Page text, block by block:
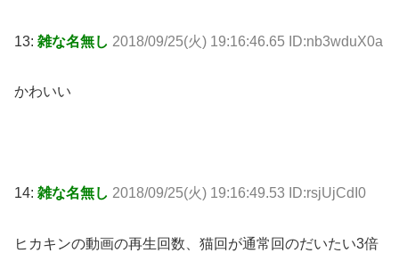
13: 雑な名無し 2018/09/25(火) 19:16:46.65 ID:nb3wduX0a
かわいい
14: 雑な名無し 2018/09/25(火) 19:16:49.53 ID:rsjUjCdI0
ヒカキンの動画の再生回数、猫回が通常回のだいたい3倍